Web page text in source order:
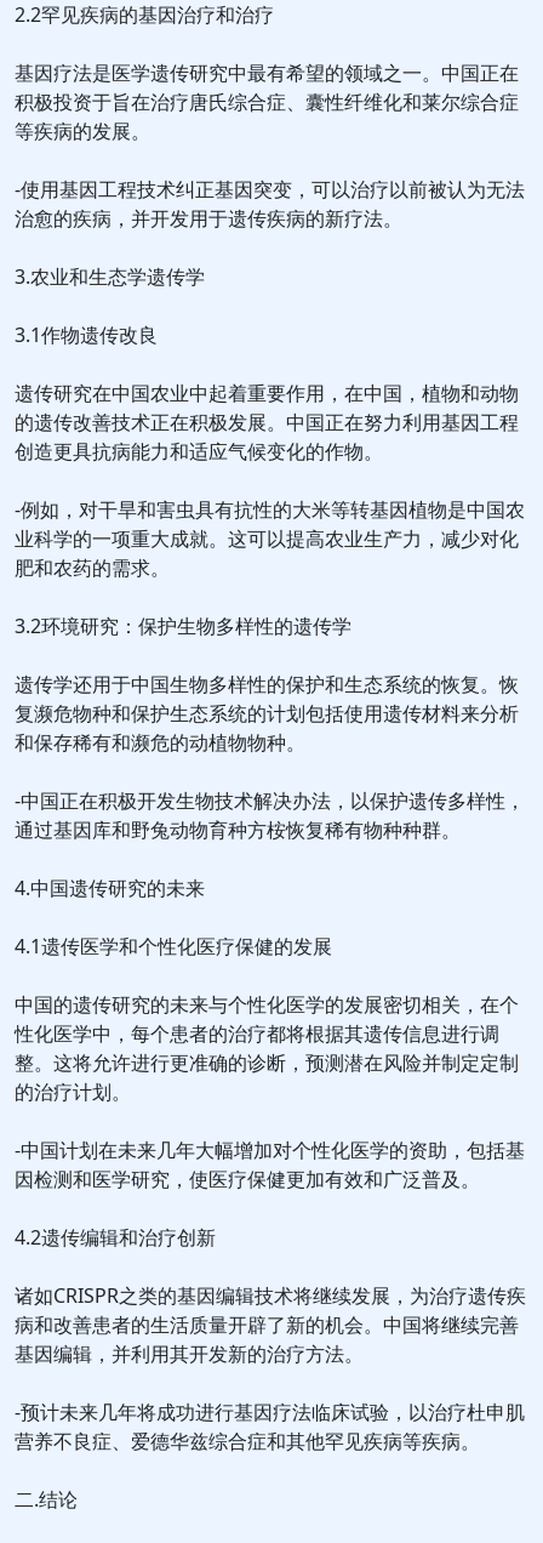
2.2罕见疾病的基因治疗和治疗
基因疗法是医学遗传研究中最有希望的领域之一。中国正在
积极投资于旨在治疗唐氏综合症、囊性纤维化和莱尔综合症
等疾病的发展。
-使用基因工程技术纠正基因突变，可以治疗以前被认为无法
治愈的疾病，并开发用于遗传疾病的新疗法。
3.农业和生态学遗传学
3.1作物遗传改良
遗传研究在中国农业中起着重要作用，在中国，植物和动物
的遗传改善技术正在积极发展。中国正在努力利用基因工程
创造更具抗病能力和适应气候变化的作物。
-例如，对干旱和害虫具有抗性的大米等转基因植物是中国农
业科学的一项重大成就。这可以提高农业生产力，减少对化
肥和农药的需求。
3.2环境研究：保护生物多样性的遗传学
遗传学还用于中国生物多样性的保护和生态系统的恢复。恢
复濒危物种和保护生态系统的计划包括使用遗传材料来分析
和保存稀有和濒危的动植物物种。
-中国正在积极开发生物技术解决办法，以保护遗传多样性，
通过基因库和野兔动物育种方桉恢复稀有物种种群。
4.中国遗传研究的未来
4.1遗传医学和个性化医疗保健的发展
中国的遗传研究的未来与个性化医学的发展密切相关，在个
性化医学中，每个患者的治疗都将根据其遗传信息进行调
整。这将允许进行更准确的诊断，预测潜在风险并制定定制
的治疗计划。
-中国计划在未来几年大幅增加对个性化医学的资助，包括基
因检测和医学研究，使医疗保健更加有效和广泛普及。
4.2遗传编辑和治疗创新
诸如CRISPR之类的基因编辑技术将继续发展，为治疗遗传疾
病和改善患者的生活质量开辟了新的机会。中国将继续完善
基因编辑，并利用其开发新的治疗方法。
-预计未来几年将成功进行基因疗法临床试验，以治疗杜申肌
营养不良症、爱德华兹综合症和其他罕见疾病等疾病。
二.结论